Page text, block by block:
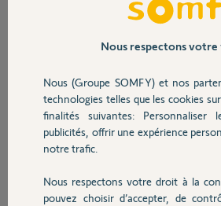
Sécurité
Domotique
Chauffage
Le bouton central de mes 2
il possible de commander des boutons de
Merci,
Geoffrey M.
il y a plus de 2 ans
Participer au fil de
Nous respectons votre
Nous (Groupe SOMFY) et nos
technologies telles que les cookies
finalités suivantes:
publicités, offrir une expérience
notre trafic.
Nous respectons votre droit à la
pouvez choisir d’accepter, de